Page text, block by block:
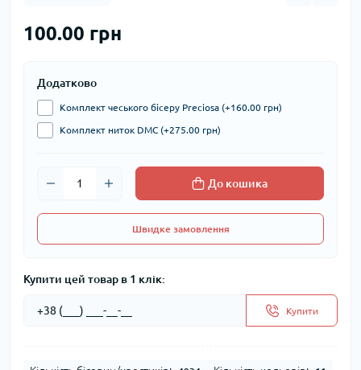
100.00 грн
Додатково
Комплект чеського бісеру Preciosa (+160.00 грн)
Комплект ниток DMC (+275.00 грн)
До кошика
Швидке замовлення
Купити цей товар в 1 клік:
Купити